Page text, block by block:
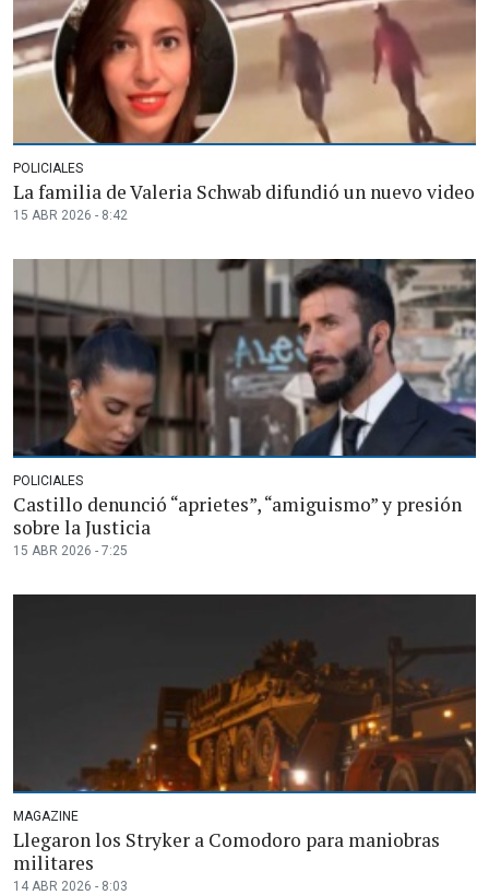
POLICIALES
La familia de Valeria Schwab difundió un nuevo video
15 ABR 2026 - 8:42
POLICIALES
Castillo denunció “aprietes”, “amiguismo” y presión
sobre la Justicia
15 ABR 2026 - 7:25
MAGAZINE
Llegaron los Stryker a Comodoro para maniobras
militares
14 ABR 2026 - 8:03